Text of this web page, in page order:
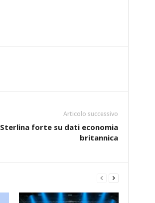
Articolo successivo
Sterlina forte su dati economia
britannica